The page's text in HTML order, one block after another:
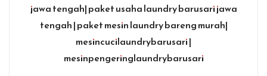
jawa tengah| paket usaha laundry barusari jawa
tengah | paket mesin laundry bareng murah|
mesincucilaundrybarusari |
mesinpengeringlaundrybarusari